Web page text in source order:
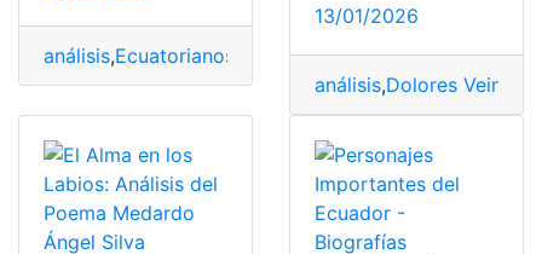
análisis,Ecuatorianos literario,Medardo Ángel Silva,
13/01/2026
análisis,Dolores